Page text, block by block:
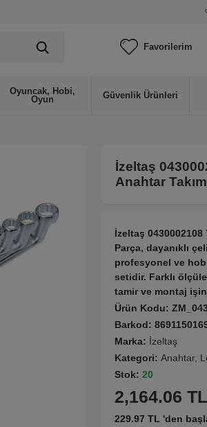
Favorilerim
Oyuncak, Hobi,
Oyun
Güvenlik Ürünleri
İzeltaş
Anahtar
İzeltaş 0430002108
Parça, dayanıklı
profesyonel ve
setidir. Farklı
tamir ve montaj
Ürün Kodu:
Barkod:
Marka: İzeltaş
Kategori: Anahtar,
Stok: 20
2,164.06 TL
229.97 TL 'den